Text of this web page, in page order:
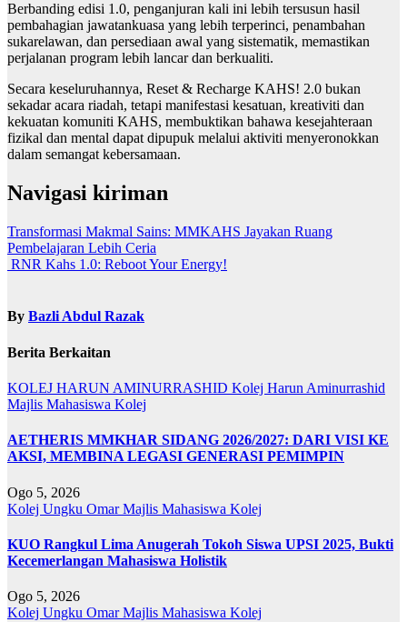
Berbanding edisi 1.0, penganjuran kali ini lebih tersusun hasil
pembahagian jawatankuasa yang lebih terperinci, penambahan
sukarelawan, dan persediaan awal yang sistematik, memastikan
perjalanan program lebih lancar dan berkualiti.
Secara keseluruhannya, Reset & Recharge KAHS! 2.0 bukan
sekadar acara riadah, tetapi manifestasi kesatuan, kreativiti dan
kekuatan komuniti KAHS, membuktikan bahawa kesejahteraan
fizikal dan mental dapat dipupuk melalui aktiviti menyeronokkan
dalam semangat kebersamaan.
Navigasi kiriman
Transformasi Makmal Sains: MMKAHS Jayakan Ruang
Pembelajaran Lebih Ceria
RNR Kahs 1.0: Reboot Your Energy!
By Bazli Abdul Razak
Berita Berkaitan
KOLEJ HARUN AMINURRASHID Kolej Harun Aminurrashid
Majlis Mahasiswa Kolej
AETHERIS MMKHAR SIDANG 2026/2027: DARI VISI KE
AKSI, MEMBINA LEGASI GENERASI PEMIMPIN
Ogo 5, 2026
Kolej Ungku OmarMajlis Mahasiswa Kolej
KUO Rangkul Lima Anugerah Tokoh Siswa UPSI 2025, Bukti
Kecemerlangan Mahasiswa Holistik
Ogo 5, 2026
Kolej Ungku OmarMajlis Mahasiswa Kolej